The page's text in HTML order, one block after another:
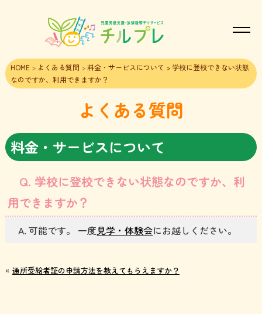
HOME> よくある質問 >料金・サービスについて > 学校に登校できない状態
なのですか、利用できますか？
よくある質問
料金・サービスについて
学校に登校できない状態なのですか、利
用できますか？
可能です。 一度見学・体験会にお越しください。
« 通所受給者証の申請方法を教えてもらえますか？